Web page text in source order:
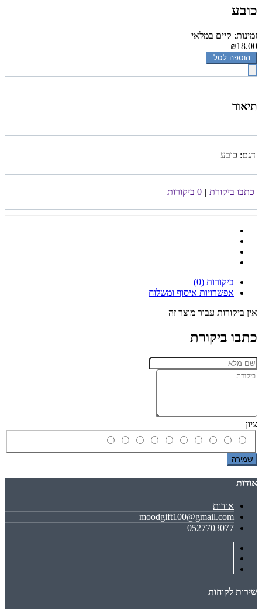
כובע
זמינות: קיים במלאי
₪18.00
הוספה לסל
תיאור
דגם: כובע
כתבו ביקורת | 0 ביקורות
ביקורות (0)
אפשרויות איסוף ומשלוח
אין ביקורות עבור מוצר זה
כתבו ביקורת
ציון
שמירה
אודות
אודות
moodgift100@gmail.com
0527703077
שירות לקוחות